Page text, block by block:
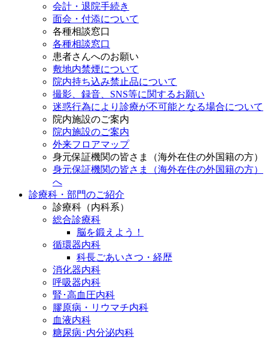
会計・退院手続き
面会・付添について
各種相談窓口
各種相談窓口
患者さんへのお願い
敷地内禁煙について
院内持ち込み禁止品について
撮影、録音、SNS等に関するお願い
迷惑行為により診療が不可能となる場合について
院内施設のご案内
院内施設のご案内
外来フロアマップ
身元保証機関の皆さま（海外在住の外国籍の方）
身元保証機関の皆さま（海外在住の外国籍の方）
へ
診療科・部門のご紹介
診療科（内科系）
総合診療科
脳を鍛えよう！
循環器内科
科長ごあいさつ・経歴
消化器内科
呼吸器内科
腎･高血圧内科
膠原病・リウマチ内科
血液内科
糖尿病･内分泌内科